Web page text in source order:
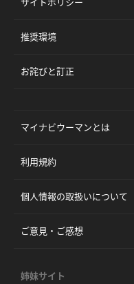
推奨環境
お詫びと訂正
マイナビウーマンとは
利用規約
個人情報の取扱いについて
ご意見・ご感想
姉妹サイト